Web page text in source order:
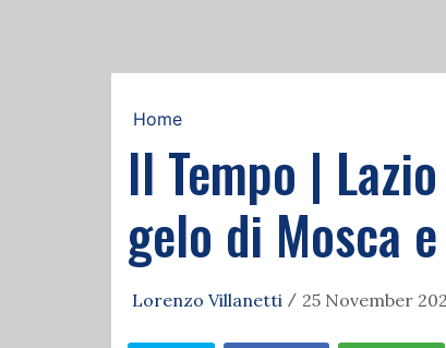
Home
Il Tempo |
gelo di Mosca
Lorenzo Villanetti / 25 November